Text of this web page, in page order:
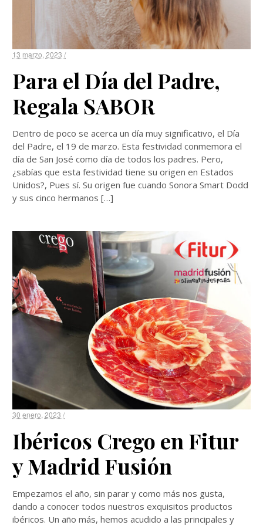
13 marzo, 2023 /
Para el Día del Padre,
Regala SABOR
Dentro de poco se acerca un día muy significativo, el Día
del Padre, el 19 de marzo. Esta festividad conmemora el
día de San José como día de todos los padres. Pero,
¿sabías que esta festividad tiene su origen en Estados
Unidos?, Pues sí. Su origen fue cuando Sonora Smart Dodd
y sus cinco hermanos […]
30 enero, 2023 /
Ibéricos Crego en Fitur
y Madrid Fusión
Empezamos el año, sin parar y como más nos gusta,
dando a conocer todos nuestros exquisitos productos
ibéricos. Un año más, hemos acudido a las principales y